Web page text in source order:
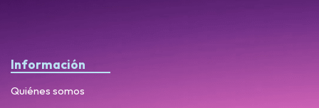
Información
Quiénes somos